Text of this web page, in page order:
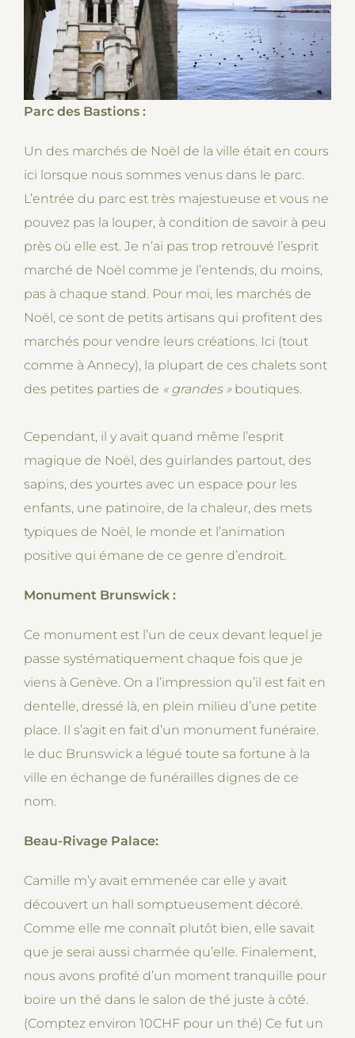
Parc des Bastions :
Un des marchés de Noël de la ville était en cours
ici lorsque nous sommes venus dans le parc.
L’entrée du parc est très majestueuse et vous ne
pouvez pas la louper, à condition de savoir à peu
près où elle est. Je n’ai pas trop retrouvé l’esprit
marché de Noël comme je l’entends, du moins,
pas à chaque stand. Pour moi, les marchés de
Noël, ce sont de petits artisans qui profitent des
marchés pour vendre leurs créations. Ici (tout
comme à Annecy), la plupart de ces chalets sont
des petites parties de « grandes»boutiques.
Cependant, il y avait quand même l’esprit
magique de Noël, des guirlandes partout, des
sapins, des yourtes avec un espace pour les
enfants, une patinoire, de la chaleur, des mets
typiques de Noël, le monde et l’animation
positive qui émane de ce genre d’endroit.
Monument Brunswick :
Ce monument est l’un de ceux devant lequel je
passe systématiquement chaque fois que je
viens à Genève. On a l’impression qu’il est fait en
dentelle, dressé là, en plein milieu d’une petite
place. Il s’agit en fait d’un monument funéraire.
le duc Brunswick a légué toute sa fortune à la
ville en échange de funérailles dignes de ce
nom.
Beau-Rivage Palace:
Camille m’y avait emmenée car elle y avait
découvert un hall somptueusement décoré.
Comme elle me connaît plutôt bien, elle savait
que je serai aussi charmée qu’elle. Finalement,
nous avons profité d’un moment tranquille pour
boire un thé dans le salon de thé juste à côté.
(Comptez environ 10CHF pour un thé) Ce fut un